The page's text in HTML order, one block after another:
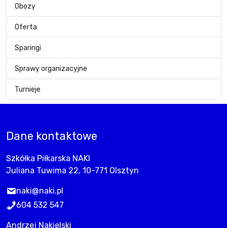
Obozy
Oferta
Sparingi
Sprawy organizacyjne
Turnieje
Dane kontaktowe
Szkółka Piłkarska NAKI
Juliana Tuwima 22, 10-771 Olsztyn
naki@naki.pl
604 532 547
Andrzej Nakielski